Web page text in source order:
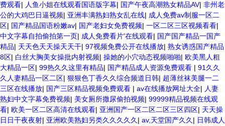
费观看| 人鱼小姐在线观看国语版字幕| 国产午夜高潮熟女精品AV| 非州老
公的大鸡巴日逼视频| 亚洲丰满熟妇熟女乱在线| 成人免费av制服一区二
区| 国产精品国语粉嫩av| 国产老妇女免费视频| 一区二区三区视频看看|
中文字幕自拍偷拍第一页| 成人免费看片'在线观看| 国产国产精品一国产
精品| 天天色天天操天天干| 97视频免费公开在线播放| 熟女诱惑国产精品
8区| 白丝大胸美女操批内射视频| 操她的小穴动态视频啪啪| 欧美黑人粗
大精品一区| 99热久久这里有精品| 国产精品成人资源免费观看 | 91久久
久人妻精品一区二区| 狠狠色丁香久久综合频道日韩| 超薄丝袜美腿一二
三区在线播放| 国产三区精品视频免费观看 | av在线播放网址大全| 人妻
熟妇中文字幕免费视频| 美女厕所撒尿偷拍视频| 99999精品视频在线观
看| 欧美一区二区高清在线观看| 亚洲国产一区二区二区三区四区| 天天操
日日干夜夜射| 亚洲欧美熟妇另类久久久久久 | av,天堂国产久久 | 日韩成人